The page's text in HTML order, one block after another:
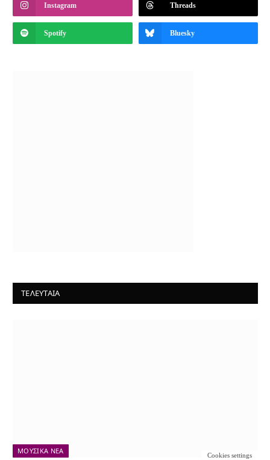
Instagram Threads
Spotify Bluesky
ΤΕΛΕΥΤΑΙΑ
ΜΟΥΣΙΚΆ ΝΈΑ
Cookies settings